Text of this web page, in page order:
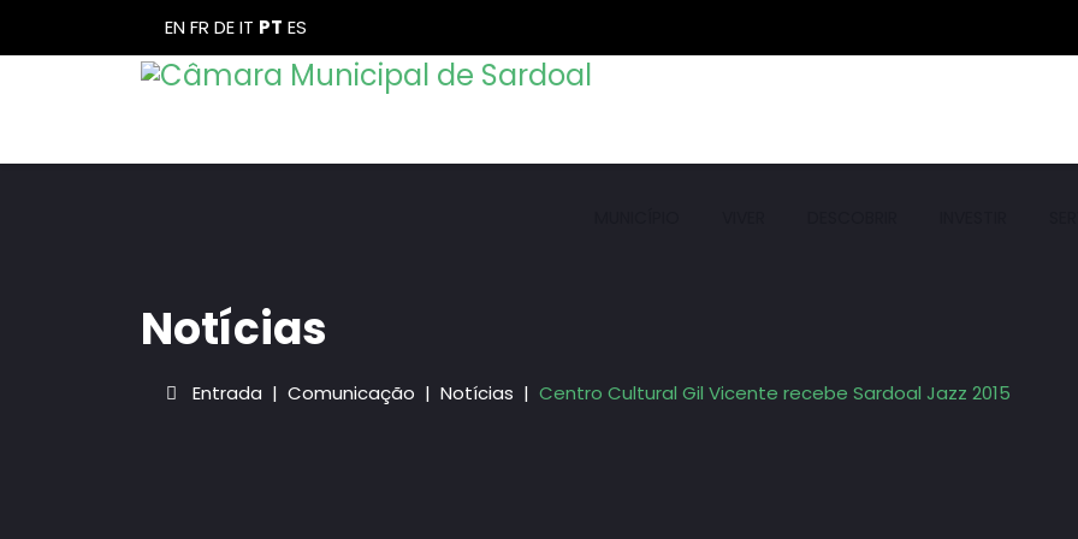
ENFR DEIT PT ES
Notícias
Entrada Comunicação Notícias Centro Cultural Gil Vicente recebe Sardoal Jazz 2015